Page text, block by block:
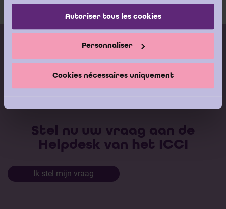
services.
Autoriser tous les cookies
Personnaliser
Cookies nécessaires uniquement
Gepubliceerde adviezen
Modeldocumenten
Stel nu uw vraag aan de
Helpdesk van het ICCI
Ik stel mijn vraag